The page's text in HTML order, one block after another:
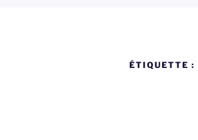
ÉTIQUETTE :